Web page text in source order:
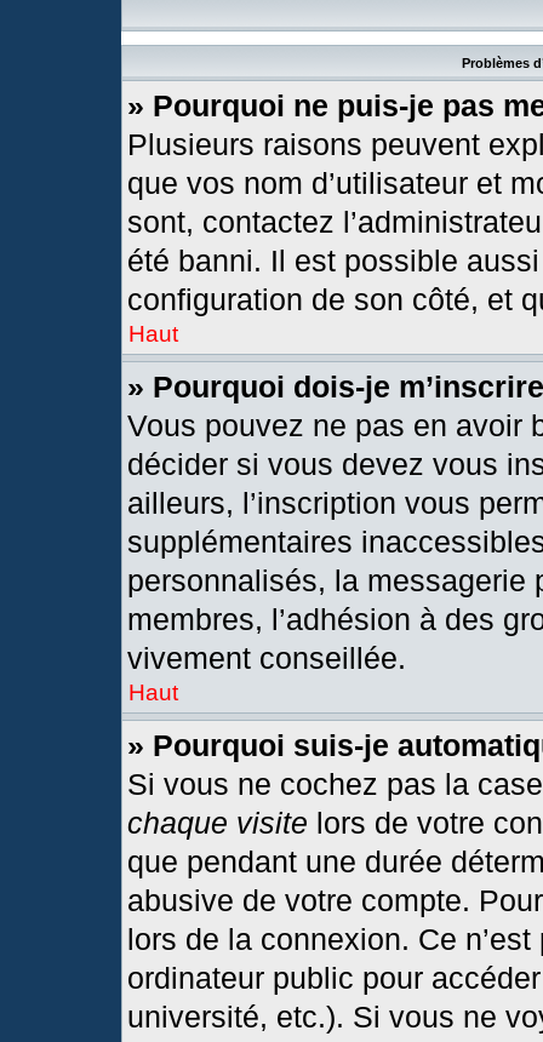
Problèmes
» Pourquoi ne puis-je pas
Plusieurs raisons peuvent
que vos nom d’utilisateur et
sont, contactez
été banni. Il est possible
configuration de son côté, et
Haut
» Pourquoi dois-je
Vous pouvez ne pas en avoir
décider si vous devez vous
ailleurs, l’inscription vous
supplémentaires
personnalisés, la messagerie
membres, l’adhésion à des
vivement conseillée.
Haut
» Pourquoi suis-je
Si vous ne cochez pas la
chaque visite lors de votre
que pendant une durée
abusive de votre compte.
lors de la connexion. Ce
ordinateur public pour
université, etc.). Si vous ne